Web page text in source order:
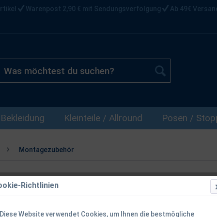
Warenpost 2,90 € mit Sendungsverfolgung Ab 49€
Bekleidung Kleinteile / Allround Posen /
Montagezubehör
Gamakatsu
331kg
Richtlinien
Diese Website verwendet Cookies, um Ihnen die bestmögliche